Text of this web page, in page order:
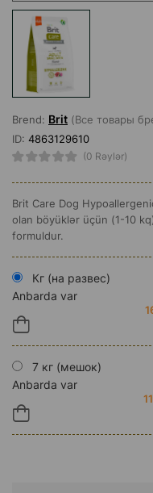
Brend: Brit (Все товары
ID: 4863129610
(0 Rəylər)
Brit Care Dog
olan böyüklər üçün (1-10
formuldur.
Кг (на развес)
Anbarda var
7 кг (мешок)
Anbarda var